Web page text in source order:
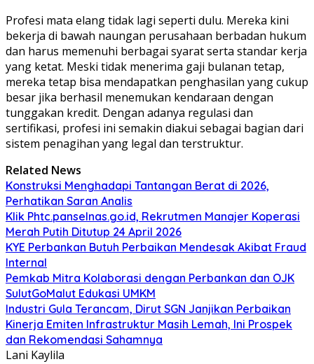
Profesi mata elang tidak lagi seperti dulu. Mereka kini
bekerja di bawah naungan perusahaan berbadan hukum
dan harus memenuhi berbagai syarat serta standar kerja
yang ketat. Meski tidak menerima gaji bulanan tetap,
mereka tetap bisa mendapatkan penghasilan yang cukup
besar jika berhasil menemukan kendaraan dengan
tunggakan kredit. Dengan adanya regulasi dan
sertifikasi, profesi ini semakin diakui sebagai bagian dari
sistem penagihan yang legal dan terstruktur.
Related News
Konstruksi Menghadapi Tantangan Berat di 2026,
Perhatikan Saran Analis
Klik Phtc.panselnas.go.id, Rekrutmen Manajer Koperasi
Merah Putih Ditutup 24 April 2026
KYE Perbankan Butuh Perbaikan Mendesak Akibat Fraud
Internal
Pemkab Mitra Kolaborasi dengan Perbankan dan OJK
SulutGoMalut Edukasi UMKM
Industri Gula Terancam, Dirut SGN Janjikan Perbaikan
Kinerja Emiten Infrastruktur Masih Lemah, Ini Prospek
dan Rekomendasi Sahamnya
Lani Kaylila